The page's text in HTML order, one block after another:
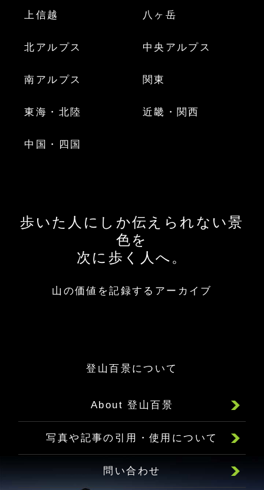
上信越 八ヶ岳
北アルプス 中央アルプス
南アルプス 関東
東海・北陸 近畿・関西
中国・四国
歩いた人にしか伝えられない景
色を
次に歩く人へ。
山の価値を記録するアーカイブ
登山百景について
About 登山百景
写真や記事の引用・使用について
問い合わせ